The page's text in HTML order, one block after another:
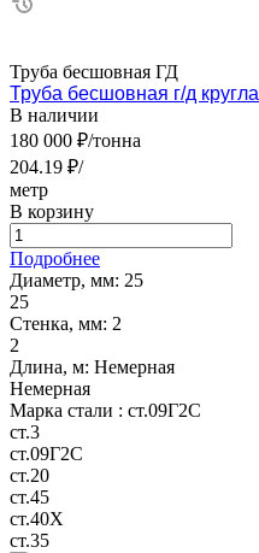
Труба бесшовная ГД
Труба бесшовная г/д
В наличии
180 000 ₽/тонна
204.19 ₽/
метр
В корзину
Подробнее
Диаметр, мм: 25
25
Стенка, мм: 2
2
Длина, м: Немерная
Немерная
Марка стали : ст.09Г2С
ст.3
ст.09Г2С
ст.20
ст.45
ст.40Х
ст.35